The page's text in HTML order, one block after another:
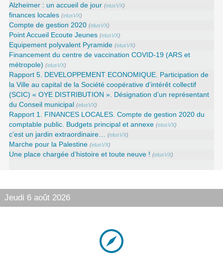
Alzheimer : un accueil de jour (elusVX)
finances locales (elusVX)
Compte de gestion 2020 (elusVX)
Point Accueil Ecoute Jeunes (elusVX)
Equipement polyvalent Pyramide (elusVX)
Financement du centre de vaccination COVID-19 (ARS et
métropole) (elusVX)
Rapport 5. DEVELOPPEMENT ECONOMIQUE. Participation de
la Ville au capital de la Société coopérative d’intérêt collectif
(SCIC) « OYE DISTRIBUTION ». Désignation d’un représentant
du Conseil municipal
(elusVX)
Rapport 1. FINANCES LOCALES. Compte de gestion 2020 du
comptable public. Budgets principal et annexe (elusVX)
c’est un jardin extraordinaire… (elusVX)
Marche pour la Palestine (elusVX)
Une place chargée d’histoire et toute neuve ! (elusVX)
Jeudi 6 août 2026